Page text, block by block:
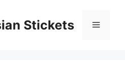
Stickets Menu